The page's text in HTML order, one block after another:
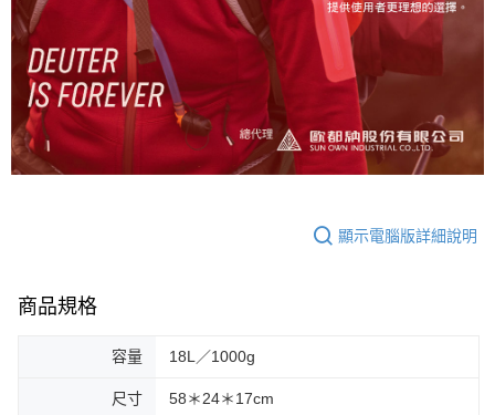
顯示電腦版詳細說明
商品規格
容量 18L／1000g
尺寸 58＊24＊17cm